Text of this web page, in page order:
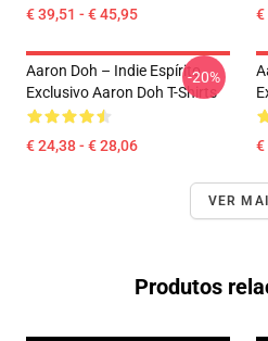
€ 39,51 - € 45,95 €
Aaron Doh – Indie Espírito
Exclusivo Aaron Doh T-Shirts
€ 24,38 - € 28,06
-20%
€
VER
Produtos